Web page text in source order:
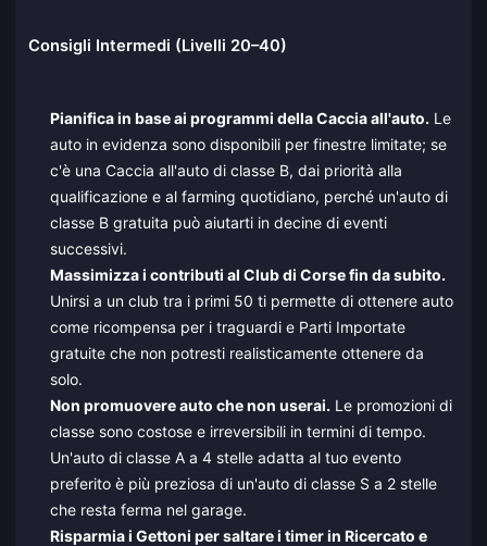
Consigli Intermedi (Livelli 20–40)
Pianifica in base ai programmi della Caccia all'auto. Le
auto in evidenza sono disponibili per finestre limitate; se
c'è una Caccia all'auto di classe B, dai priorità alla
qualificazione e al farming quotidiano, perché un'auto di
classe B gratuita può aiutarti in decine di eventi
successivi.
Massimizza i contributi al Club di Corse fin da subito.
Unirsi a un club tra i primi 50 ti permette di ottenere auto
come ricompensa per i traguardi e Parti Importate
gratuite che non potresti realisticamente ottenere da
solo.
Non promuovere auto che non userai. Le promozioni di
classe sono costose e irreversibili in termini di tempo.
Un'auto di classe A a 4 stelle adatta al tuo evento
preferito è più preziosa di un'auto di classe S a 2 stelle
che resta ferma nel garage.
Risparmia i Gettoni per saltare i timer in Ricercato e